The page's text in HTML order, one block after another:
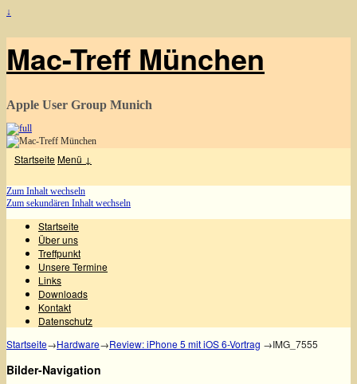
↓
Mac-Treff München
Apple User Group Munich
StartseiteMenü ↓
Zum Inhalt wechseln
Zum sekundären Inhalt wechseln
Startseite
Über uns
Treffpunkt
Unsere Termine
Links
Downloads
Kontakt
Datenschutz
Startseite→Hardware→Review: iPhone 5 mit iOS 6-Vortrag →IMG_7555
Bilder-Navigation